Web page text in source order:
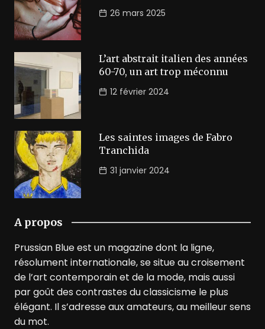
26 mars 2025
L’art abstrait italien des années
60-70, un art trop méconnu
12 février 2024
Les saintes images de Fabro
Tranchida
31 janvier 2024
A propos
Prussian Blue est un magazine dont la ligne,
résolument internationale, se situe au croisement
de l’art contemporain et de la mode, mais aussi
par goût des contrastes du classicisme le plus
élégant. Il s’adresse aux amateurs, au meilleur sens
du mot.